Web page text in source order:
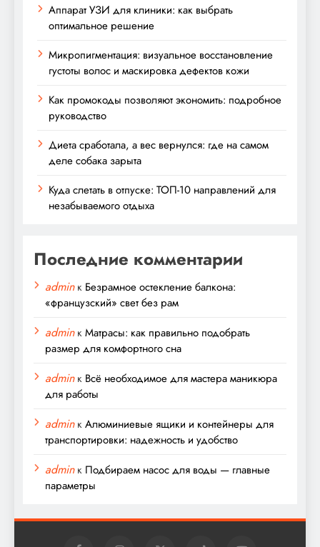
Аппарат УЗИ для клиники: как выбрать
оптимальное решение
Микропигментация: визуальное восстановление
густоты волос и маскировка дефектов кожи
Как промокоды позволяют экономить: подробное
руководство
Диета сработала, а вес вернулся: где на самом
деле собака зарыта
Куда слетать в отпуске: ТОП-10 направлений для
незабываемого отдыха
Последние комментарии
adminк Безрамное остекление балкона:
«французский» свет без рам
adminкМатрасы: как правильно подобрать
размер для комфортного сна
adminк Всё необходимое для мастера маникюра
для работы
adminкАлюминиевые ящики и контейнеры для
транспортировки: надежность и удобство
adminк Подбираем насос для воды — главные
параметры